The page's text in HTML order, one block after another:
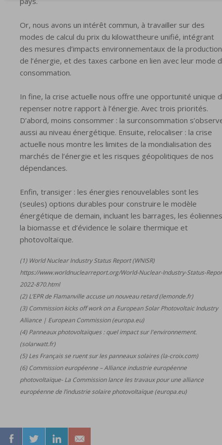
Or, nous avons un intérêt commun, à travailler sur des
modes de calcul du prix du kilowattheure unifié, intégrant
des mesures d’impacts environnementaux de la production
de l’énergie, et des taxes carbone en lien avec leur mode
consommation.
In fine, la crise actuelle nous offre une opportunité unique
repenser notre rapport à l’énergie. Avec trois priorités.
D’abord, moins consommer : la surconsommation
aussi au niveau énergétique. Ensuite, relocaliser : la crise
actuelle nous montre les limites de la mondialisation des
marchés de l’énergie et les risques géopolitiques de nos
dépendances.
Enfin, transiger : les énergies renouvelables sont les
(seules) options durables pour construire le modèle
énergétique de demain, incluant les barrages, les
la biomasse et d’évidence le solaire thermique et
photovoltaïque.
(1) World Nuclear Industry Status Report (WNISR)
https://www.worldnuclearreport.org/World-Nuclear-Industry-Status-
2022-870.html
(2) L’EPR de Flamanville accuse un nouveau retard (lemonde.fr)
(3) Commission kicks off work on a European Solar Photovoltaic Industry
Alliance | European Commission (europa.eu)
(4) Panneaux photovoltaïques : quel impact sur l'environnement.
(solarwatt.fr)
(5) Les Français se ruent sur les panneaux solaires (la-croix.com)
(6) Commission européenne – Alliance industrie européenne
photovoltaïque- La Commission lance les travaux pour une alliance
européenne de l’industrie solaire photovoltaïque (europa.eu)